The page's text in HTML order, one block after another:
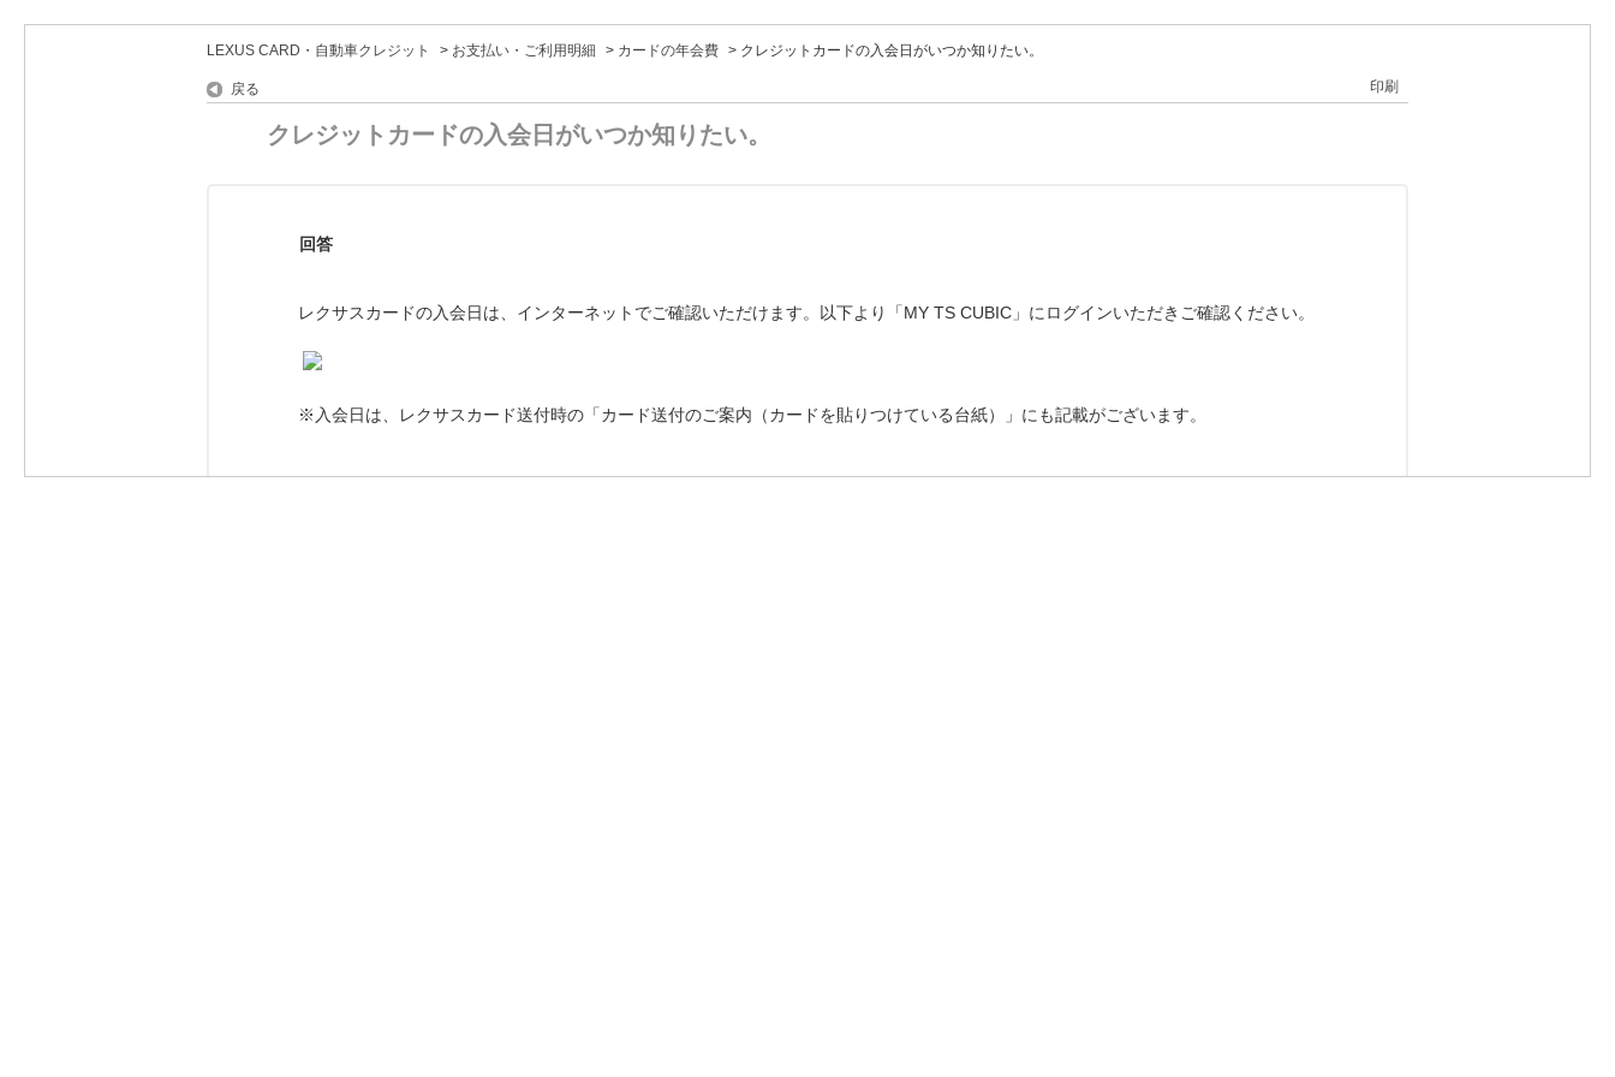
LEXUS CARD・自動車クレジット > お支払い・ご利用明細 > カードの年会費 > クレジットカードの入会日がいつか知りたい。
戻る 印刷
クレジットカードの入会日がいつか知りたい。
回答
レクサスカードの入会日は、インターネットでご確認いただけます。以下より「MY TS CUBIC」にログインいただきご確認ください。
※入会日は、レクサスカード送付時の「カード送付のご案内（カードを貼りつけている台紙）」にも記載がございます。